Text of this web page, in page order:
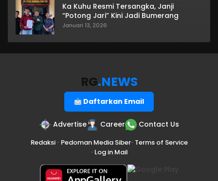
Ka Kuhu Resmi Tersangka, Janji
“Potong Jari” Kini Jadi Bumerang
Januari 13, 2026
RG.NEWS
Daftarkan Email
Advertise Career Contact Us
Redaksi• Pedoman Media Siber• Terms of Service
• Log in Mail